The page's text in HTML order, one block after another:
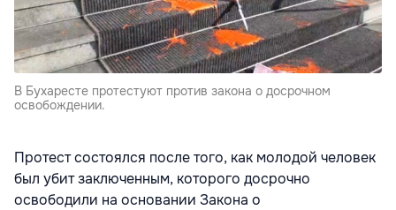
В Бухаресте протестуют против закона о досрочном
освобождении.
Протест состоялся после того, как молодой человек
был убит заключенным, которого досрочно
освободили на основании Закона о